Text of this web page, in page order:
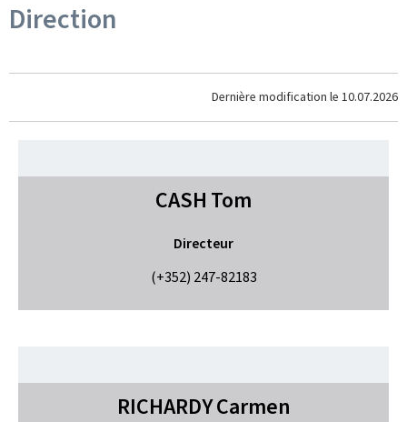
Direction
Dernière modification le 10.07.2026
CASH Tom
Directeur
(+352) 247-82183
RICHARDYCarmen